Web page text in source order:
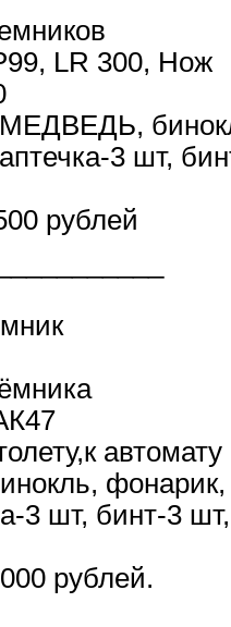
LR 300, Нож
3 шт,
рублей
автомату
3 шт, бинт-3
рублей.